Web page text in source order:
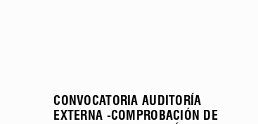
CONVOCATORIA AUDITORÍA
EXTERNA -COMPROBACIÓN DE